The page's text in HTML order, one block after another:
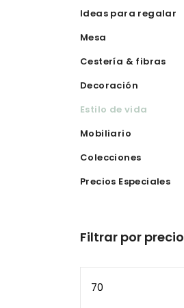
Ideas para regalar
Mesa
Cestería & fibras
Decoración
Estilo de vida
Mobiliario
Colecciones
Precios Especiales
Filtrar por precio